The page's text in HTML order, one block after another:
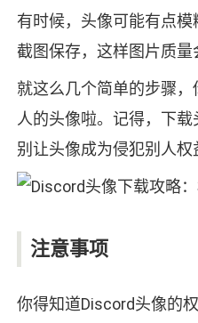
有时候，头像可能有点
截图保存，这样图片质量
就这么几个简单的步骤
人的头像啦。记得，下载
别让头像成为侵犯别人权
注意事项
你得知道Discord头像的